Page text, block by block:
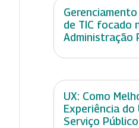
de TIC focado
Administração
UX: Como
Experiência do
Serviço